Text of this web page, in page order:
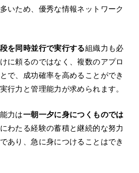
いため、優秀な情報ネットワーク
を同時並行で実行する組織力も必
に頼るのではなく、複数のアプロ
で、成功確率を高めることができ
行力と管理能力が求められます。
力は一朝一夕に身につくものでは
わたる経験の蓄積と継続的な努力
あり、急に身につけることはでき